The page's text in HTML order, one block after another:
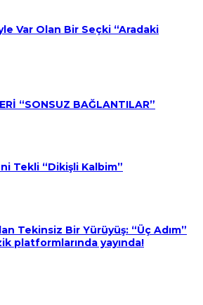
Var Olan Bir Seçki “Aradaki
“SONSUZ BAĞLANTILAR”
Tekli “Dikişli Kalbim”
Tekinsiz Bir Yürüyüş: “Üç Adım”
platformlarında yayında!